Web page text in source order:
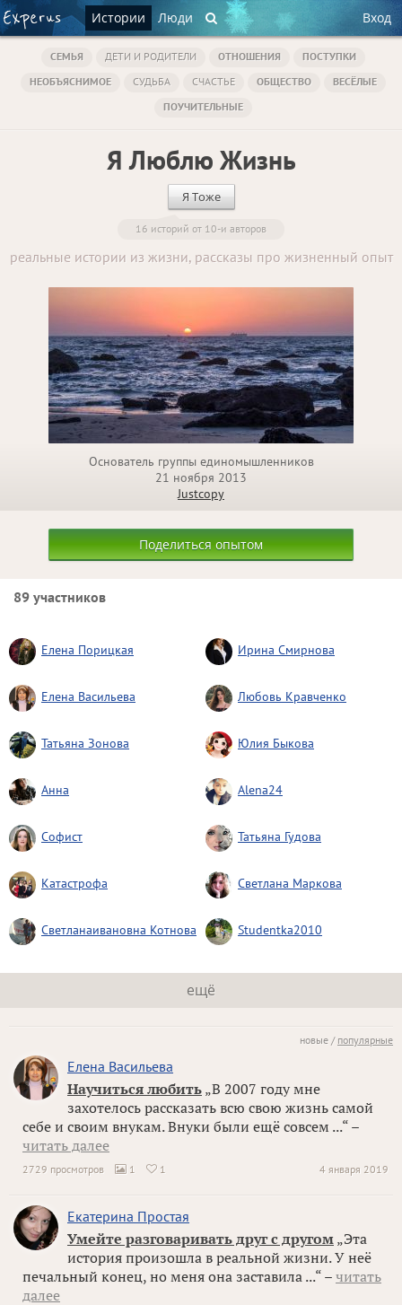
Истории Люди Вход
СЕМЬЯ ДЕТИ И РОДИТЕЛИ ОТНОШЕНИЯ
ПОСТУПКИ
НЕОБЪЯСНИМОЕ
СУДЬБА СЧАСТЬЕ ОБЩЕСТВО
ВЕСЁЛЫЕ
ПОУЧИТЕЛЬНЫЕ
Я Люблю Жизнь
Я Тоже
16 историй от 10-и авторов
реальные истории из жизни, рассказы про жизненный опыт
Основатель группы единомышленников
21 ноября 2013
Justcopy
Поделиться опытом
89 участников
Елена Порицкая Ирина Смирнова
Елена Васильева Любовь Кравченко
Татьяна Зонова Юлия Быкова
Анна Alena24
Софист Татьяна Гудова
Катастрофа Светлана Маркова
Светланаивановна Котнова Studentka2010
ещё
новые / популярные
Елена Васильева
Научиться любить „В 2007 году мне
захотелось рассказать всю свою жизнь самой
себе и своим внукам. Внуки были ещё совсем ...“ –
читать далее
4 января 2019
2729 просмотров  1  1
Екатерина Простая
Умейте разговаривать друг с другом „Эта
история произошла в реальной жизни. У неё
печальный конец, но меня она заставила ...“ – читать
далее